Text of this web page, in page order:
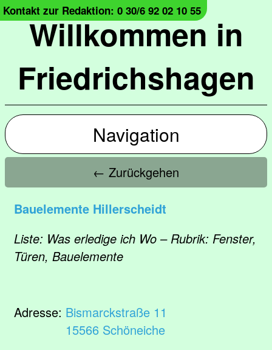
Willkommen in
Friedrichshagen
Kontakt zur Redaktion: 0 30/6 92 02 10 55
Navigation
← Zurückgehen
Bauelemente Hillerscheidt
Liste: Was erledige ich Wo – Rubrik: Fenster,
Türen, Bauelemente
Adresse: Bismarckstraße 11
15566 Schöneiche